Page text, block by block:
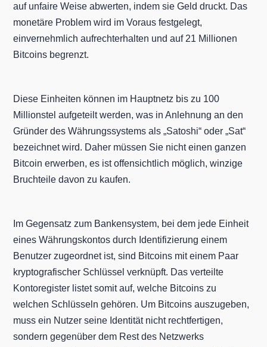
auf unfaire Weise abwerten, indem sie Geld druckt. Das
monetäre Problem wird im Voraus festgelegt,
einvernehmlich aufrechterhalten und auf 21 Millionen
Bitcoins begrenzt.
Diese Einheiten können im Hauptnetz bis zu 100
Millionstel aufgeteilt werden, was in Anlehnung an den
Gründer des Währungssystems als „Satoshi“ oder „Sat“
bezeichnet wird. Daher müssen Sie nicht einen ganzen
Bitcoin erwerben, es ist offensichtlich möglich, winzige
Bruchteile davon zu kaufen.
Im Gegensatz zum Bankensystem, bei dem jede Einheit
eines Währungskontos durch Identifizierung einem
Benutzer zugeordnet ist, sind Bitcoins mit einem Paar
kryptografischer Schlüssel verknüpft. Das verteilte
Kontoregister listet somit auf, welche Bitcoins zu
welchen Schlüsseln gehören. Um Bitcoins auszugeben,
muss ein Nutzer seine Identität nicht rechtfertigen,
sondern gegenüber dem Rest des Netzwerks